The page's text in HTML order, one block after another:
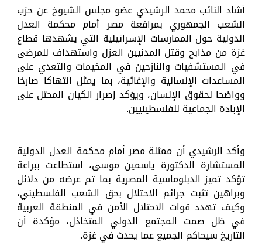
أشاد النائب محمد الرشيدي عضو مجلس الشيوخ عن حزب
الشعب الجمهوري بمرافعة مصر أمام محكمة العدل
الدولية حول الممارسات الإسرائيلية التي يشهدها قطاع
غزة من مذابح وقتل المدنيين العزل واستهداف للمرضى
في المستشفيات والنازحين في المخيمات والتعدي على
المساعدات الإنسانية والإغاثية، بما يمثل انتهاكا صارخا
وواضحا لحقوق الإنسان، ويؤكد إصرار الكيان المحتل على
الإبادة الجماعية للفلسطينيين.
وأكد الرشيدي أن ممثلة مصر أمام محكمة العدل الدولية
المستشارة الدكتورة ياسمين موسى، استطاعت ببراعة
تؤكد تميز الدبلوماسية المصرية بما تم عرضه من دلائل
وبراهين تثبت جرائم الاحتلال بحق الشعب الفلسطيني،
وكيف تهدد قوات الاحتلال الأمن في المنطقة العربية
في ظل صمت المجتمع الدولي المتخاذل، مؤكدة أن
التاريخ سيحاكم الجميع عما يحدث في غزة.